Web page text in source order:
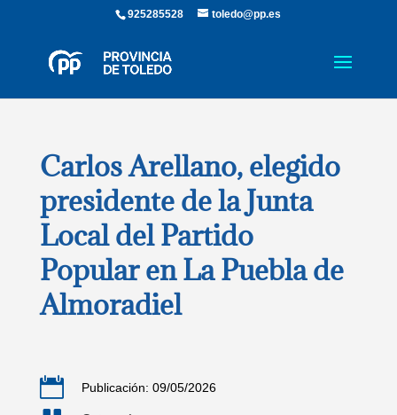
925285528 toledo@pp.es
Carlos Arellano, elegido
presidente de la Junta
Local del Partido
Popular en La Puebla de
Almoradiel
 Publicación: 09/05/2026